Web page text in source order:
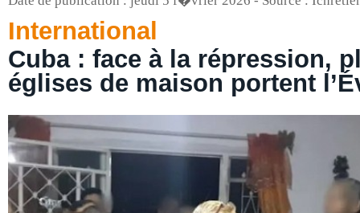
International
Cuba : face à la répression,
églises de maison portent